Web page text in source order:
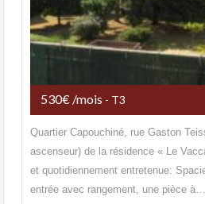
530€ /mois - T3
Quartier Capouchiné, rue Gaston
ascenseur) de la résidence « Le
et quotidiennement entretenue:
entrée avec rangement, une pièce à…